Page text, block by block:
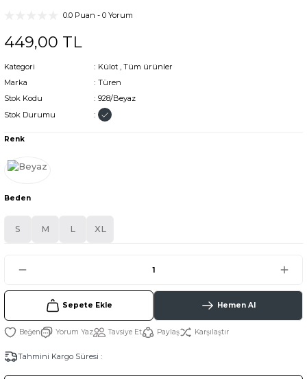
0.0 Puan - 0 Yorum
449,00 TL
Kategori Külot , Tüm ürünler
Marka
Türen
Stok Kodu
928/Beyaz
Stok Durumu
Renk
Beden
S M L XL
Sepete Ekle Hemen Al
Yorum Yaz Tavsiye Et Paylaş Karşılaştır
Tahmini Kargo Süresi :